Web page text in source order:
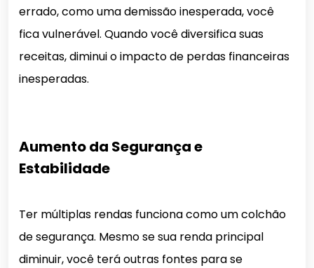
errado, como uma demissão inesperada, você
fica vulnerável. Quando você diversifica suas
receitas, diminui o impacto de perdas financeiras
inesperadas.
Aumento da Segurança e
Estabilidade
Ter múltiplas rendas funciona como um colchão
de segurança. Mesmo se sua renda principal
diminuir, você terá outras fontes para se